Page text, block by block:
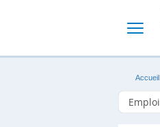
Accueil